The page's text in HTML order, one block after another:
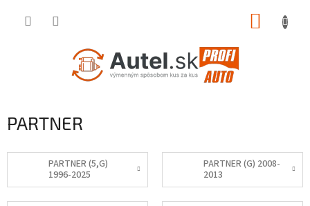
PARTNER
PARTNER (5,G)
1996-2025
PARTNER (G) 2008-
2013